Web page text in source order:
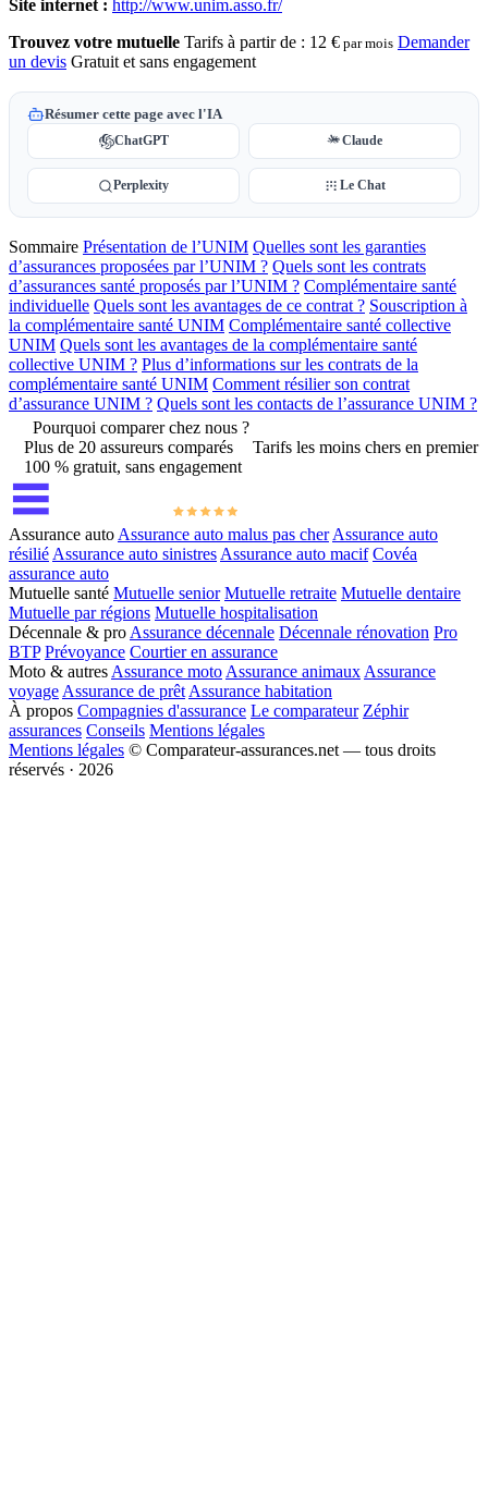
Site internet : http://www.unim.asso.fr/
Trouvez votre mutuelle Tarifs à partir de : 12 € par mois Demander
un devis Gratuit et sans engagement
Résumer cette page avec l'IA
ChatGPT Claude
Perplexity Le Chat
Sommaire Présentation de l’UNIM Quelles sont les garanties
d’assurances proposées par l’UNIM ? Quels sont les contrats
d’assurances santé proposés par l’UNIM ? Complémentaire santé
individuelle Quels sont les avantages de ce contrat ? Souscription à
la complémentaire santé UNIM Complémentaire santé collective
UNIM Quels sont les avantages de la complémentaire santé
collective UNIM ? Plus d’informations sur les contrats de la
complémentaire santé UNIM Comment résilier son contrat
d’assurance UNIM ? Quels sont les contacts de l’assurance UNIM ?
Pourquoi comparer chez nous ?
Plus de 20 assureurs comparés
Tarifs les moins chers en premier
100 % gratuit, sans engagement
Assurance auto Assurance auto malus pas cher Assurance auto
résilié Assurance auto sinistres Assurance auto macif Covéa
assurance auto
Mutuelle santé Mutuelle senior Mutuelle retraite Mutuelle dentaire
Mutuelle par régions Mutuelle hospitalisation
Décennale & pro Assurance décennale Décennale rénovation Pro
BTP Prévoyance Courtier en assurance
Moto & autres Assurance moto Assurance animaux Assurance
voyage Assurance de prêt Assurance habitation
À propos Compagnies d'assurance Le comparateur Zéphir
assurances Conseils Mentions légales
Mentions légales © Comparateur-assurances.net — tous droits
réservés · 2026